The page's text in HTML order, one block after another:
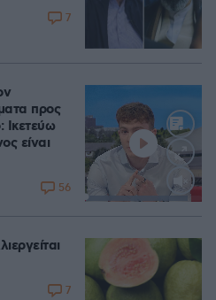
7
Loaded
προς
είναι
56
7